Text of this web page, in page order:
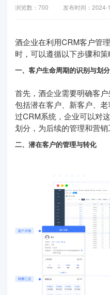
浏览数：700 发布时间：2024-
酒企业在利用CRM客户管
时，可以遵循以下步骤和策
一、客户生命周期的识别与划分
首先，酒企业需要明确客
包括潜在客户、新客户、
过CRM系统，企业可以对
划分，为后续的管理和营销
二、潜在客户的管理与转化